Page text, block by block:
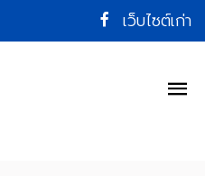
เว็บไซต์เก่า